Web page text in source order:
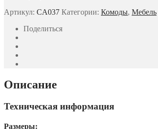
Артикул: CA037 Категории: Комоды, Мебель
Поделиться
Описание
Техническая информация
Размеры: